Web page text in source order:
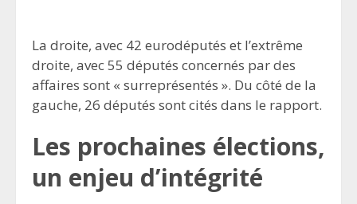
La droite, avec 42 eurodéputés et l’extrême
droite, avec 55 députés concernés par des
affaires sont « surreprésentés ». Du côté de la
gauche, 26 députés sont cités dans le rapport.
Les prochaines élections,
un enjeu d’intégrité